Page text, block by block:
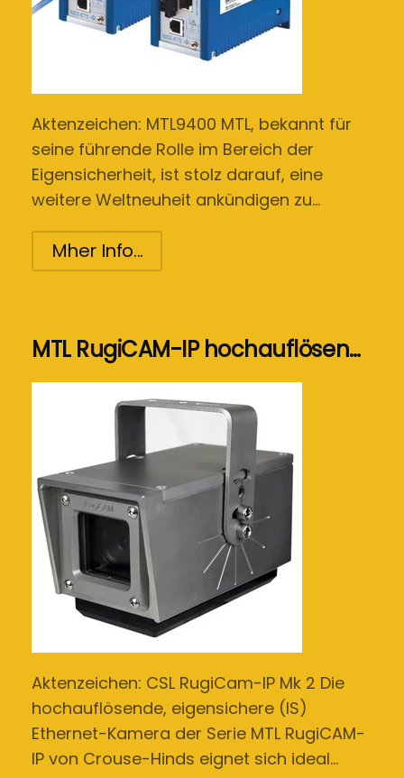
Aktenzeichen: MTL9400 MTL, bekannt für
seine führende Rolle im Bereich der
Eigensicherheit, ist stolz darauf, eine
weitere Weltneuheit ankündigen zu…
Mher Info...
MTL RugiCAM-IP hochauflösen…
Aktenzeichen: CSL RugiCam-IP Mk 2 Die
hochauflösende, eigensichere (IS)
Ethernet-Kamera der Serie MTL RugiCAM-
IP von Crouse-Hinds eignet sich ideal…